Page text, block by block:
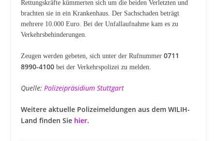
Rettungskräfte kümmerten sich um die beiden Verletzten und
brachten sie in ein Krankenhaus. Der Sachschaden beträgt
mehrere 10.000 Euro. Bei der Unfallaufnahme kam es zu
Verkehrsbehinderungen.
Zeugen werden gebeten, sich unter der Rufnummer 0711
8990-4100bei der Verkehrspolizei zu melden.
Quelle: Polizeipräsidium Stuttgart
Weitere aktuelle Polizeimeldungen aus dem WILIH-
Land finden Sie hier.